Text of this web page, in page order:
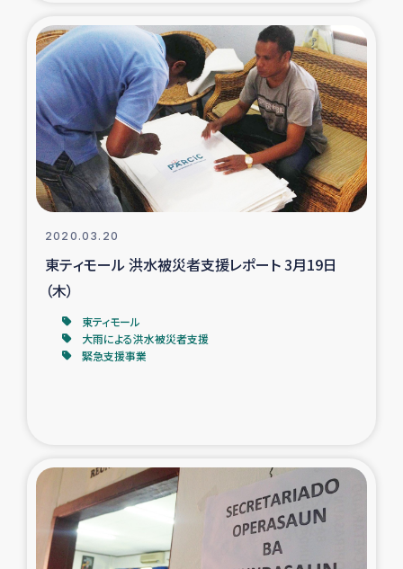
スリランカの南北女性をつなぐサリー・リサイクル・プロ
ジェクト
復興支援事業
民際教育事業
ガザ人道支援
令和6年能登半島地震 緊急支援
タイ国境ミャンマー移民子ども支援
漁民によるマングローブ植林活動
レバノンでのシリア難民への食糧・越冬支援
2020.03.20
東ティモール 洪水被災者支援レポート 3月19日
（木）
東ティモール
大雨による洪水被災者支援
緊急支援事業